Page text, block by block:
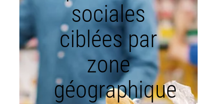
sociales
ciblées par
zone
géographique